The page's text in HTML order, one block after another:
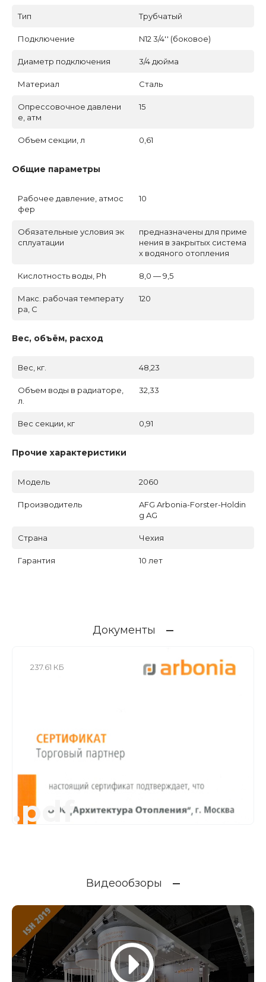
Тип Трубчатый
Подключение N12 3/4'' (боковое)
Диаметр подключения 3/4 дюйма
Материал Сталь
Опрессовочное давлени
е, атм
15
Объем секции, л 0,61
Общие параметры
Рабочее давление, атмос
фер
10
Обязательные условия эк
сплуатации
предназначены для приме
нения в закрытых система
х водяного отопления
Кислотность воды, Ph 8,0 — 9,5
Макс. рабочая температу
ра, C
120
Вес, объём, расход
Вес, кг. 48,23
Объем воды в радиаторе,
л.
32,33
Вес секции, кг 0,91
Прочие характеристики
Модель 2060
Производитель
AFG Arbonia-Forster-Holdin
g AG
Страна Чехия
Гарантия 10 лет
Документы
237.61 КБ
.pdf
Видеообзоры